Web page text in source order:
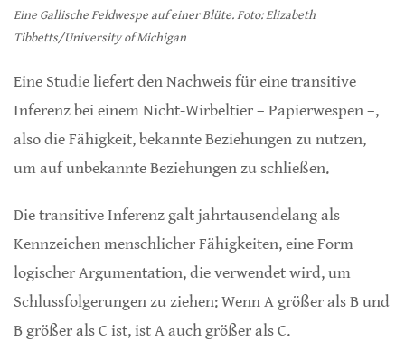
Eine Gallische Feldwespe auf einer Blüte. Foto: Elizabeth
Tibbetts/University of Michigan
Eine Studie liefert den Nachweis für eine transitive
Inferenz bei einem Nicht-Wirbeltier – Papierwespen –,
also die Fähigkeit, bekannte Beziehungen zu nutzen,
um auf unbekannte Beziehungen zu schließen.
Die transitive Inferenz galt jahrtausendelang als
Kennzeichen menschlicher Fähigkeiten, eine Form
logischer Argumentation, die verwendet wird, um
Schlussfolgerungen zu ziehen: Wenn A größer als B und
B größer als C ist, ist A auch größer als C.